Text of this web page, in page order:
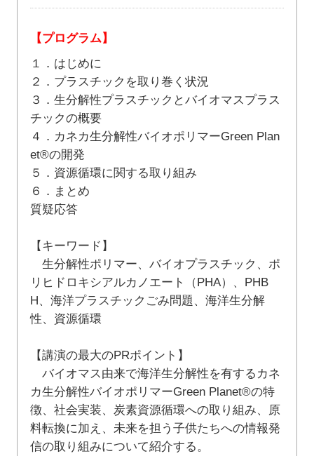
【プログラム】
１．はじめに
２．プラスチックを取り巻く状況
３．生分解性プラスチックとバイオマスプラス
チックの概要
４．カネカ生分解性バイオポリマーGreen Plan
et®の開発
５．資源循環に関する取り組み
６．まとめ
質疑応答
【キーワード】
生分解性ポリマー、バイオプラスチック、ポ
リヒドロキシアルカノエート（PHA）、PHB
H、海洋プラスチックごみ問題、海洋生分解
性、資源循環
【講演の最大のPRポイント】
バイオマス由来で海洋生分解性を有するカネ
カ生分解性バイオポリマーGreen Planet®の特
徴、社会実装、炭素資源循環への取り組み、原
料転換に加え、未来を担う子供たちへの情報発
信の取り組みについて紹介する。